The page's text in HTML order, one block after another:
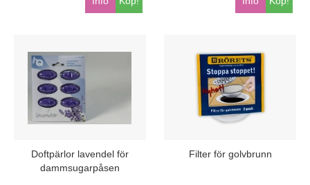
Doftpärlor lavendel för
dammsugarpåsen
Filter för golvbrunn